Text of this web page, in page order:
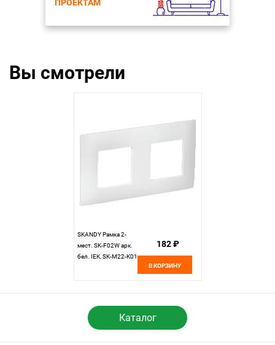
ПРОЕКТАМ
Вы смотрели
SKANDY Рамка 2-
мест. SK-F02W арк.
бел. IEK, SK-M22-K01
182 ₽
В КОРЗИНУ
Каталог